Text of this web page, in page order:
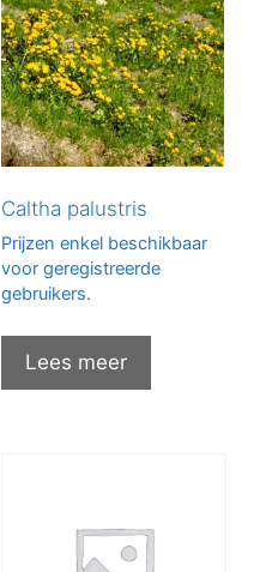
Caltha palustris
Prijzen enkel beschikbaar
voor geregistreerde
gebruikers.
Lees meer